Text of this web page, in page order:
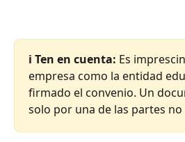
ℹ️ Ten en cuenta: Es
empresa como la entidad
firmado el convenio. Un
solo por una de las partes